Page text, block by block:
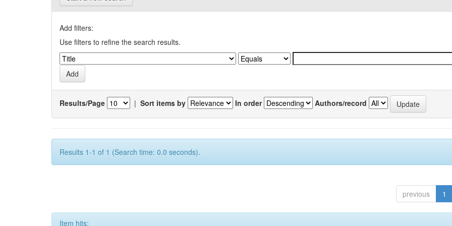
Add filters:
Use filters to refine the search results.
Results/Page | Sort items by In order Authors/record
Results 1-1 of 1 (Search time: 0.0 seconds).
previous 1
Item hits: